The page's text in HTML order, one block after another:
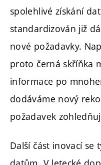
spolehlivé získání
standardizován již
nové požadavky.
proto černá skříňka
informace po
dodáváme nový
požadavek
Další část inovací